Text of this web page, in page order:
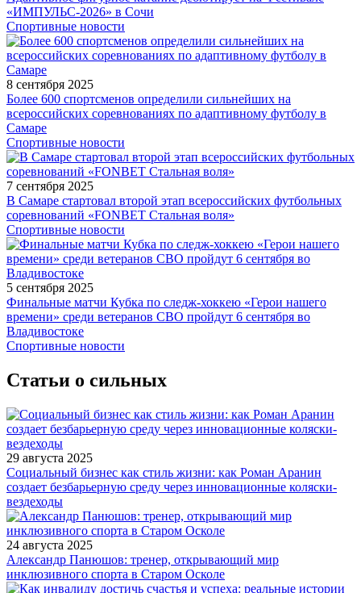
«ИМПУЛЬС-2026» в Сочи
Спортивные новости
8 сентября 2025
Более 600 спортсменов определили сильнейших на
всероссийских соревнованиях по адаптивному футболу в
Самаре
Спортивные новости
7 сентября 2025
В Самаре стартовал второй этап всероссийских футбольных
соревнований «FONBET Стальная воля»
Спортивные новости
5 сентября 2025
Финальные матчи Кубка по следж-хоккею «Герои нашего
времени» среди ветеранов СВО пройдут 6 сентября во
Владивостоке
Спортивные новости
Статьи о сильных
29 августа 2025
Социальный бизнес как стиль жизни: как Роман Аранин
создает безбарьерную среду через инновационные коляски-
вездеходы
24 августа 2025
Александр Панюшов: тренер, открывающий мир
инклюзивного спорта в Старом Осколе